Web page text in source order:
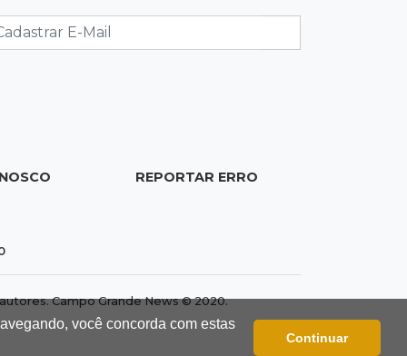
você concorda com estas
Continuar
STF suspende julgamento que pode
Localização
REPORTAR ERRO
Campo Grande News © 2020.